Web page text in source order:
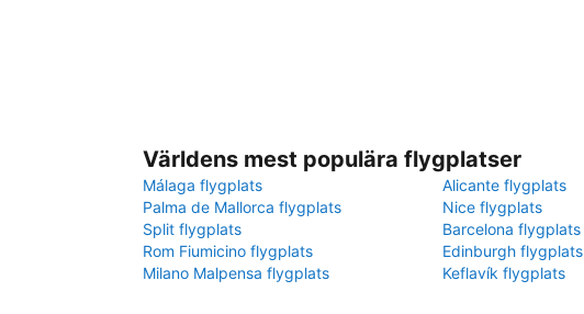
Världens mest populära flygplatser
Málaga flygplats
Alicante flygplats
Palma de Mallorca flygplats
Nice flygplats
Split flygplats
Barcelona flygplats
Rom Fiumicino flygplats
Edinburgh flygplats
Milano Malpensa flygplats
Keflavík flygplats